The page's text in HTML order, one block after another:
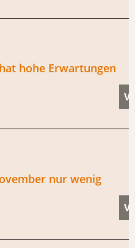
hohe Erwartungen
nur wenig